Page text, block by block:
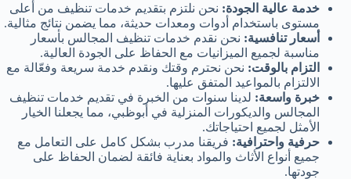
خدمة عالية الجودة: نحن نلتزم بتقديم خدمات تنظيف من أعلى
مستوى باستخدام أدوات ومعدات حديثة، مما يضمن نتائج مثالية.
أسعار تنافسية: نحن نقدم خدمات تنظيف المجالس بأسعار
مناسبة لجميع الميزانيات مع الحفاظ على الجودة العالية.
التزام بالوقت: نحن نحترم وقتك ونقدم خدمة سريعة وفعّالة مع
الالتزام بالمواعيد المتفق عليها.
خبرة واسعة: لدينا سنوات من الخبرة في تقديم خدمات تنظيف
المجالس والديكورات المنزلية في أبوظبي، مما يجعلنا الخيار
الأمثل لجميع احتياجاتك.
حرفية واحترافية: فريقنا مدرب بشكل كامل على التعامل مع
جميع أنواع الأثاث والمواد بعناية فائقة لضمان الحفاظ على
جودتها.